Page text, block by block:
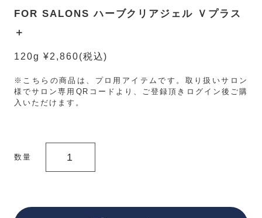
FOR SALONS ハーブクリアジェル Ｖプラス
＋
120g ¥2,860(税込)
※こちらの商品は、プロ用アイテムです。取り扱いサロン
様でサロン専用QRコードより、ご登録頂きログイン後ご購
入いただけます。
数量